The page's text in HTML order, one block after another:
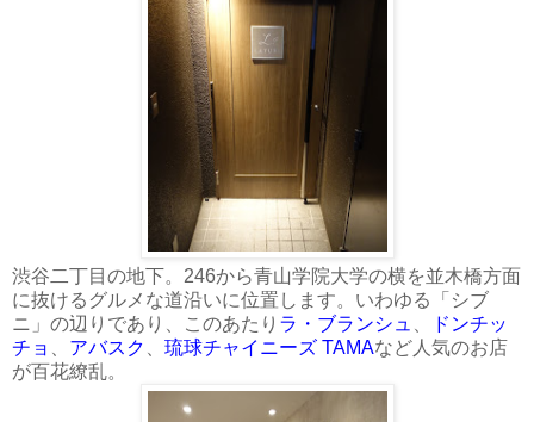
渋谷二丁目の地下。246から青山学院大学の横を並木橋方面
に抜けるグルメな道沿いに位置します。いわゆる「シブ
ニ」の辺りであり、このあたり ラ・ブランシュ
ドンチッ
チョ
アバスク 琉球チャイニーズ TAMAなど人気のお店
が百花繚乱。